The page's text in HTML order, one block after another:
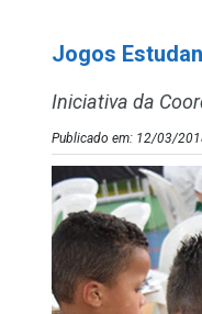
Jogos
Iniciativa da
Publicado em: 12/03/